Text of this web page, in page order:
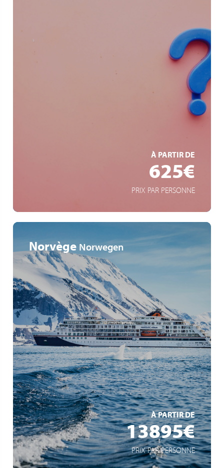
À PARTIR DE
625€
PRIX PAR PERSONNE
Norvège Norwegen
À PARTIR DE
13895€
PRIX PAR PERSONNE
Auf der Suche nach Polarlichtern
Tierbeobachtungen in der Heimat von Rentieren,
Polarfüchsen, Walrossen und Eisbären
Norwegens Inside Passage: imposante Fjordwelten mit
Wikingerhistorie
EN SAVOIR +